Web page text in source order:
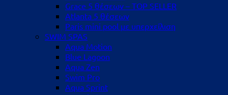
Grace 5 θέσεων – TOP SELLER
Atlanta 5 θέσεων
Paris mini pool με υπερχείλιση
SWIM SPAS
Aqua Motion
Blue Lagoon
Aqua Zen
Swim Pro
Aqua Sprint